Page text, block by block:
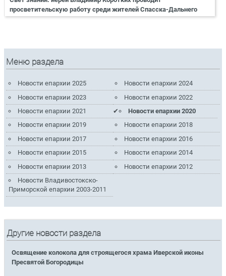
просветительскую работу среди жителей Спасска-Дальнего
Меню раздела
Новости епархии 2025
Новости епархии 2024
Новости епархии 2023
Новости епархии 2022
Новости епархии 2021
Новости епархии 2020
Новости епархии 2019
Новости епархии 2018
Новости епархии 2017
Новости епархии 2016
Новости епархии 2015
Новости епархии 2014
Новости епархии 2013
Новости епархии 2012
Новости Владивостокско-
Приморской епархии 2003-2011
Другие новости раздела
Освящение колокола для строящегося храма Иверской иконы
Пресвятой Богородицы